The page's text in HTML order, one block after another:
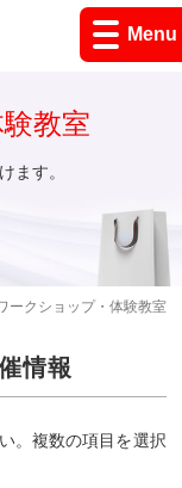
Menu
ークショップ・体験教室
教室
ます。
情報
。複数の項目を選択